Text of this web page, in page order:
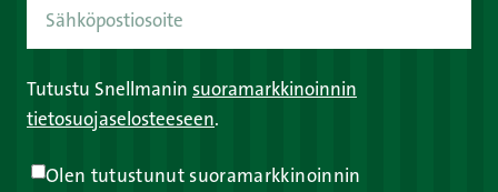
Tutustu Snellmanin suoramarkkinoinnin
tietosuojaselosteeseen.
Olen tutustunut suoramarkkinoinnin